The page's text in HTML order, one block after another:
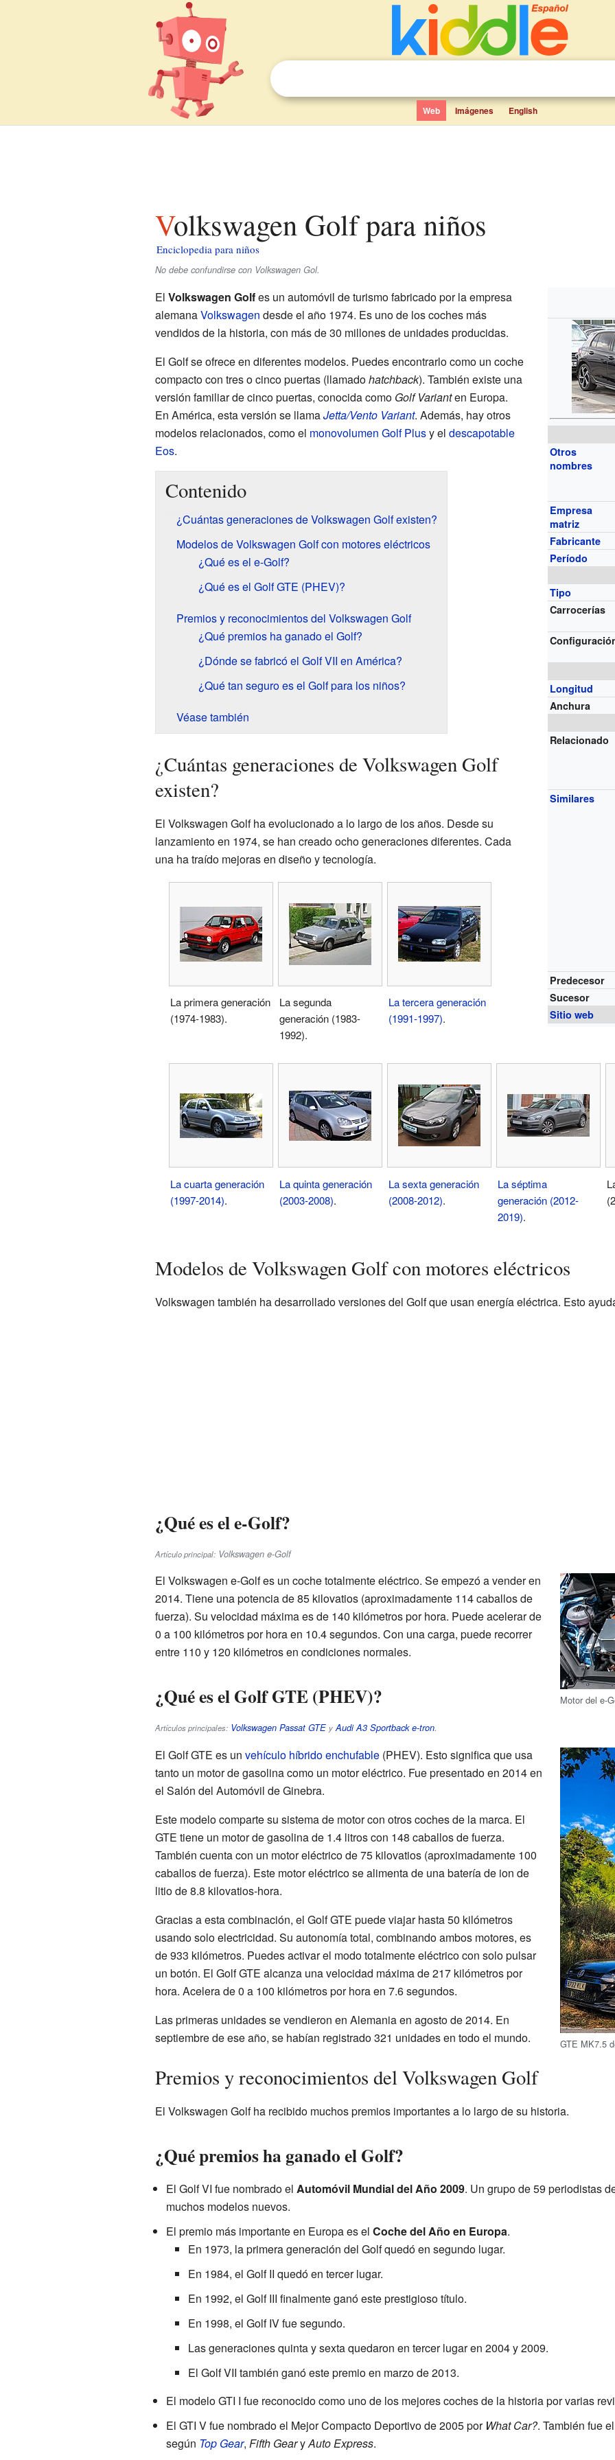
Web Imágenes English
Volkswagen Golf para niños
Enciclopedia para niños
No debe confundirse con Volkswagen Gol.
Otros
nombres
Empresa
matriz
Fabricante
Período
Tipo
Carrocerías
Longitud
Anchura
Relacionado
Similares
Predecesor
Sucesor
Sitio web
El Volkswagen Golfes un automóvil de turismo fabricado por la empresa
alemanaVolkswagen desde el año 1974. Es uno de los coches más
vendidos de la historia, con más de 30 millones de unidades producidas.
El Golf se ofrece en diferentes modelos. Puedes encontrarlo como un coche
compacto con tres o cinco puertas (llamadohatchback). También existe una
versión familiar de cinco puertas, conocida como Golf Varianten Europa.
En América, esta versión se llamaJetta/Vento Variant. Además, hay otros
modelos relacionados, como el monovolumen Golf Plusy el descapotable
Eos.
Contenido
¿Cuántas generaciones de Volkswagen Golf existen?
Modelos de Volkswagen Golf con motores eléctricos
¿Qué es el e-Golf?
¿Qué es el Golf GTE (PHEV)?
Premios y reconocimientos del Volkswagen Golf
¿Qué premios ha ganado el Golf?
¿Dónde se fabricó el Golf VII en América?
¿Qué tan seguro es el Golf para los niños?
Véase también
¿Cuántas generaciones de Volkswagen Golf
existen?
El Volkswagen Golf ha evolucionado a lo largo de los años. Desde su
lanzamiento en 1974, se han creado ocho generaciones diferentes. Cada
una ha traído mejoras en diseño y tecnología.
La primera generación
(1974-1983).
La segunda
generación (1983-
1992).
La tercera generación
(1991-1997).
La cuarta generación
(1997-2014).
La quinta generación
(2003-2008).
La sexta generación
(2008-2012).
La séptima
generación (2012-
2019).
Modelos de Volkswagen Golf con motores eléctricos
Volkswagen también ha desarrollado versiones del Golf que usan energía eléctrica. Esto
¿Qué es el e-Golf?
Artículo principal: Volkswagen e-Golf
Motor del e-
El Volkswagen e-Golf es un coche totalmente eléctrico. Se empezó a vender en
2014. Tiene una potencia de 85 kilovatios (aproximadamente 114 caballos de
fuerza). Su velocidad máxima es de 140 kilómetros por hora. Puede acelerar de
0 a 100 kilómetros por hora en 10.4 segundos. Con una carga, puede recorrer
entre 110 y 120 kilómetros en condiciones normales.
¿Qué es el Golf GTE (PHEV)?
Artículos principales: Volkswagen Passat GTE y Audi A3 Sportback e-tron.
GTE MK7.5
El Golf GTE es un vehículo híbrido enchufable(PHEV). Esto significa que usa
tanto un motor de gasolina como un motor eléctrico. Fue presentado en 2014 en
el Salón del Automóvil de Ginebra.
Este modelo comparte su sistema de motor con otros coches de la marca. El
GTE tiene un motor de gasolina de 1.4 litros con 148 caballos de fuerza.
También cuenta con un motor eléctrico de 75 kilovatios (aproximadamente 100
caballos de fuerza). Este motor eléctrico se alimenta de una batería de ion de
litio de 8.8 kilovatios-hora.
Gracias a esta combinación, el Golf GTE puede viajar hasta 50 kilómetros
usando solo electricidad. Su autonomía total, combinando ambos motores, es
de 933 kilómetros. Puedes activar el modo totalmente eléctrico con solo pulsar
un botón. El Golf GTE alcanza una velocidad máxima de 217 kilómetros por
hora. Acelera de 0 a 100 kilómetros por hora en 7.6 segundos.
Las primeras unidades se vendieron en Alemania en agosto de 2014. En
septiembre de ese año, se habían registrado 321 unidades en todo el mundo.
Premios y reconocimientos del Volkswagen Golf
El Volkswagen Golf ha recibido muchos premios importantes a lo largo de su historia.
¿Qué premios ha ganado el Golf?
El Golf VI fue nombrado el Automóvil Mundial del Año 2009. Un grupo de 59 periodistas
muchos modelos nuevos.
El premio más importante en Europa es el Coche del Año en Europa.
En 1973, la primera generación del Golf quedó en segundo lugar.
En 1984, el Golf II quedó en tercer lugar.
En 1992, el Golf III finalmente ganó este prestigioso título.
En 1998, el Golf IV fue segundo.
Las generaciones quinta y sexta quedaron en tercer lugar en 2004 y 2009.
El Golf VII también ganó este premio en marzo de 2013.
El modelo GTI I fue reconocido como uno de los mejores coches de la historia por varias
El GTI V fue nombrado el Mejor Compacto Deportivo de 2005 por What Car?. También fue
según Top Gear, Fifth GearyAuto Express.